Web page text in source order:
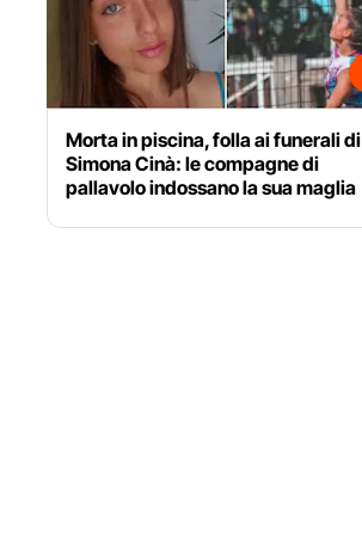
Morta in piscina, folla ai funerali di
Simona Cinà: le compagne di
pallavolo indossano la sua maglia